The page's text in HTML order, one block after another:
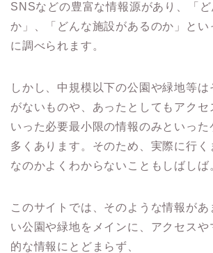
SNSなどの豊富な情報源があり、「
か」、「どんな施設があるのか」とい
に調べられます。
しかし、中規模以下の公園や緑地等は
がないものや、あったとしてもアクセ
いった必要最小限の情報のみといった
多くあります。そのため、実際に行く
なのかよくわからないこともしばしば
このサイトでは、そのような情報があ
い公園や緑地をメインに、アクセスや
的な情報にとどまらず、